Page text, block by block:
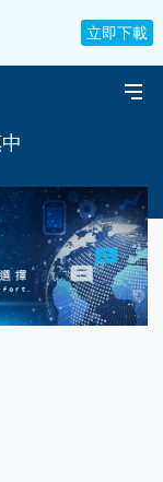
立即下載